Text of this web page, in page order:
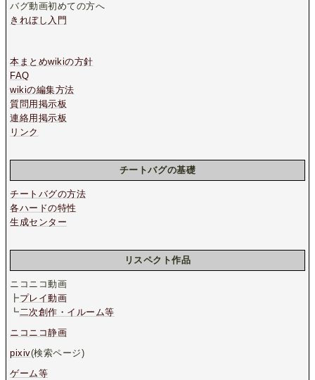
バグ動画初めての方へ
きれぼし入門
本まとめwikiの方針
FAQ
wikiの編集方法
質問用掲示板
連絡用掲示板
リンク
チートバグの基礎
チートバグの方法
各ハードの特性
生成センター
リスペクト作品
ニコニコ動画
┣プレイ動画
┗二次創作・イルーム等
ニコニコ静画
pixiv(検索ページ)
ゲーム等